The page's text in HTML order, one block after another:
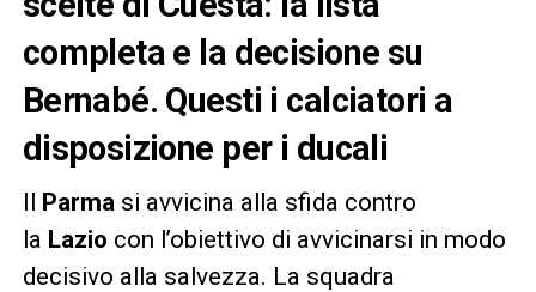
completa e la decisione su
Bernabé. Questi i calciatori a
disposizione per i ducali
Il Parmasi avvicina alla sfida contro
la Lazio con l’obiettivo di avvicinarsi in modo
decisivo alla salvezza. La squadra